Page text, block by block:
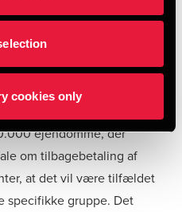
cookies only
vil blive pænt stort,
ejendomme, der
om tilbagebetaling af
at det vil være tilfældet
specifikke gruppe. Det